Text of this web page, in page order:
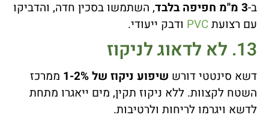
ב-3 מ"מ חפיפה בלבד
, השתמשו בסכין חדה, והדביקו
עם רצועתPVC ודבק ייעודי.
13. לא לדאוג לניקוז
דשא סינטטי דורש שיפוע ניקוז של 1-2%
ממרכז
השטח לקצוות. ללא ניקוז תקין, מים ייאגרו מתחת
לדשא ויגרמו לריחות ולרטיבות.